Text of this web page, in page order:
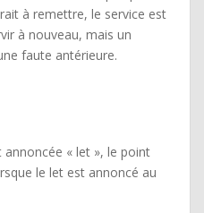
à remettre, le service est
à nouveau, mais un
faute antérieure.
annoncée « let », le point
le let est annoncé au